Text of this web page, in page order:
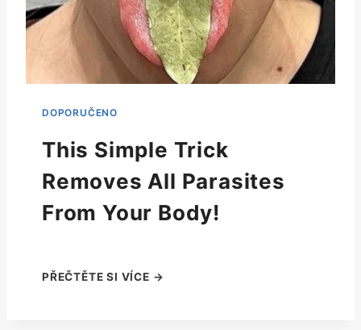
This Simple Trick
Removes All Parasites
From Your Body!